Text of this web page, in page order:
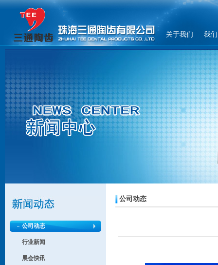
关于我们 我
公司动态
行业新闻
展会快讯
公司动态